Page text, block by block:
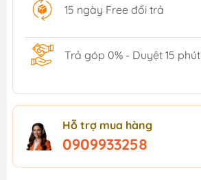
15 ngày Free đổi trả
Trả góp 0% - Duyệt 15 phút
Hỗ trợ mua hàng
0909933258